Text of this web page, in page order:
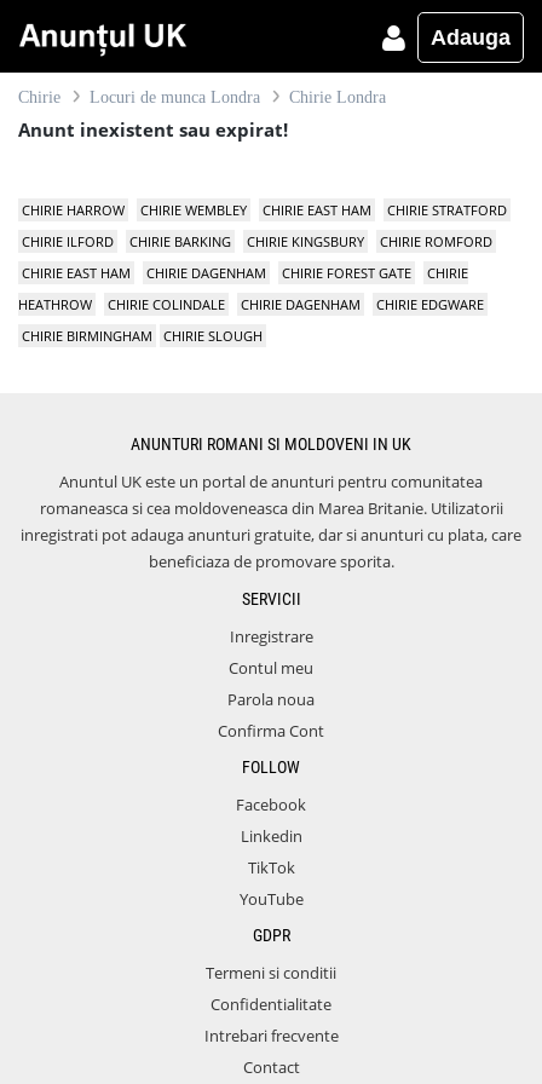
Adauga
Chirie Locuri de munca Londra Chirie Londra
Anunt inexistent sau expirat!
CHIRIE HARROW CHIRIE WEMBLEY CHIRIE EAST HAM
CHIRIE STRATFORD
CHIRIE ILFORD
CHIRIE BARKING CHIRIE KINGSBURY
CHIRIE ROMFORD
CHIRIE EAST HAM
CHIRIE DAGENHAM CHIRIE FOREST GATE
CHIRIE
HEATHROW
CHIRIE COLINDALE CHIRIE DAGENHAM
CHIRIE EDGWARE
CHIRIE BIRMINGHAM
CHIRIE SLOUGH
ANUNTURI ROMANI SI MOLDOVENI IN UK
Anuntul UK este un portal de anunturi pentru comunitatea
romaneasca si cea moldoveneasca din Marea Britanie. Utilizatorii
inregistrati pot adauga anunturi gratuite, dar si anunturi cu plata, care
beneficiaza de promovare sporita.
SERVICII
Inregistrare
Contul meu
Parola noua
Confirma Cont
FOLLOW
Facebook
Linkedin
TikTok
YouTube
GDPR
Termeni si conditii
Confidentialitate
Intrebari frecvente
Contact